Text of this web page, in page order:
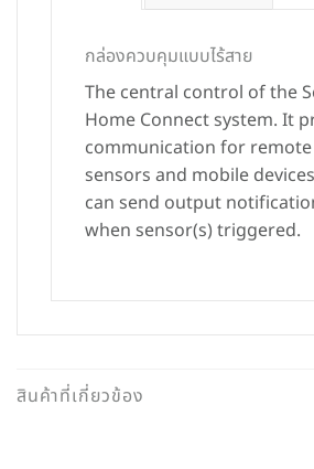
กล่องควบคุมแบบไร้สาย
The central control of the
Home Connect system. It
communication for remote
sensors and mobile
can send output
when sensor(s) triggered.
สินค้าที่เกี่ยวข้อง